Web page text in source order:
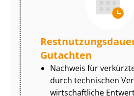
Gutachten
Nachweis für
durch technischen
wirtschaftliche